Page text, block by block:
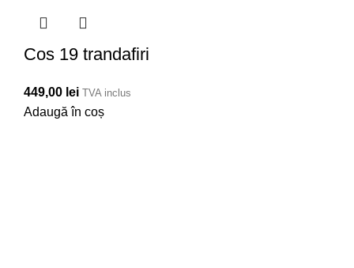
Cos 19 trandafiri
449,00 lei TVA inclus
Adaugă în coș